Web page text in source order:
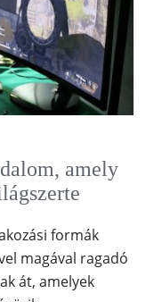
amely
formák
magával ragadó
át, amelyek